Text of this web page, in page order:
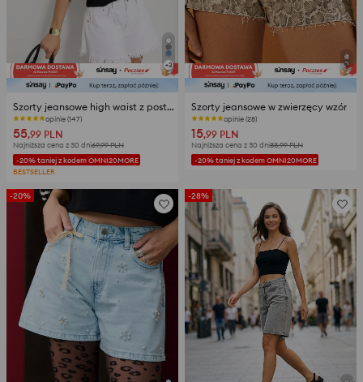
+3
Szorty jeansowe high waist z postrzępioną nogawką
opinie (147)
55,99 PLN
Najniższa cena z 30 dni69,99PLN
-20% taniej z kodem OMNI20MORE
BESTSELLER
Szorty jeansowe w zwierzęcy wzór
opinie (28)
15,99 PLN
Najniższa cena z 30 dni33,99PLN
-20% taniej z kodem OMNI20MORE
-20% -28%